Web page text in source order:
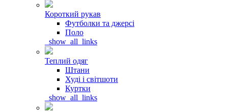
Короткий рукав
Футболки та джерсі
Поло
_show_all_links
Теплий одяг
Штани
Худі і світшоти
Куртки
_show_all_links